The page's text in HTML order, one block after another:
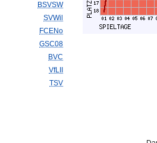
BSVSW
SVWil
FCENo
GSC08
BVC
VfLII
TSV